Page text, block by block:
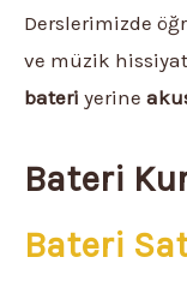
Derslerimizde
ve müzik
bateri yerine
Bateri
Bateri